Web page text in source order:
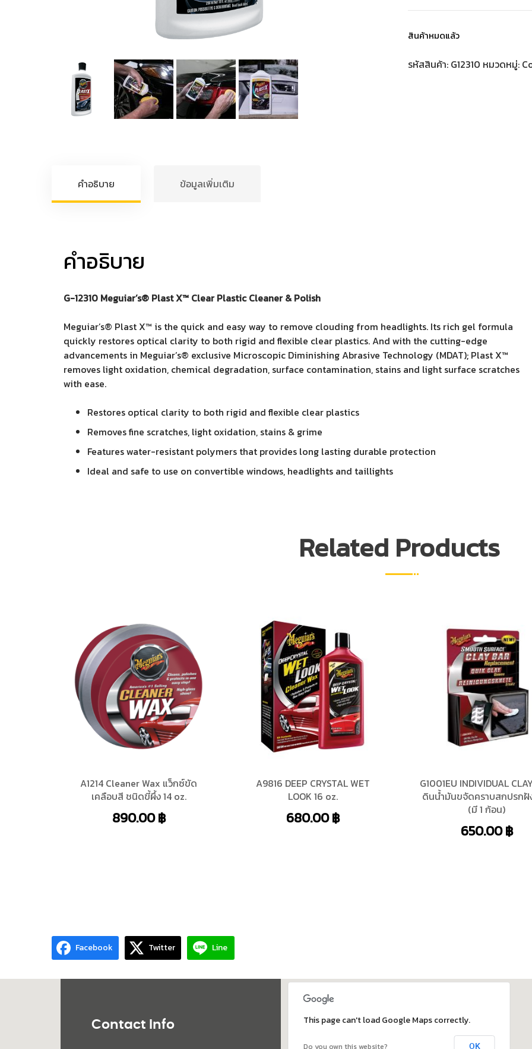
สินค้าหมดแล้ว
รหัสสินค้า: G12310 หมวดหมู่:
คำอธิบาย ข้อมูลเพิ่มเติม
คำอธิบาย
G-12310 Meguiar’s® Plast X™ Clear Plastic Cleaner & Polish
Meguiar’s® Plast X™ is the quick and easy way to remove clouding from headlights. Its rich gel formula
quickly restores optical clarity to both rigid and flexible clear plastics. And with the cutting-edge
advancements in Meguiar’s® exclusive Microscopic Diminishing Abrasive Technology (MDAT); Plast X™
removes light oxidation, chemical degradation, surface contamination, stains and light surface scratches
with ease.
Restores optical clarity to both rigid and flexible clear plastics
Removes fine scratches, light oxidation, stains & grime
Features water-resistant polymers that provides long lasting durable protection
Ideal and safe to use on convertible windows, headlights and taillights
Related Products
A1214 Cleaner Wax แว็กซ์ขัด
เคลือบสี ชนิดขี้ผึ้ง 14 oz.
890.00฿
A9816 DEEP CRYSTAL WET
LOOK 16 oz.
680.00฿
G1001EU INDIVIDUAL
ดินน้ำมันขจัดคราบสกปรกฝั
(มี 1 ก้อน)
650.00฿
Facebook Twitter Line
This page can't load Google Maps correctly.
Do you own this website? OK
Contact Info